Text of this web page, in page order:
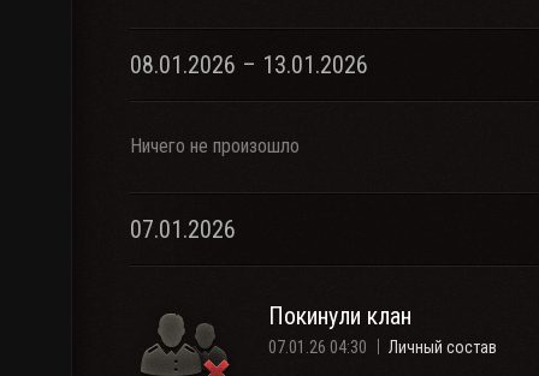
08.01.2026 – 13.01.2026
Ничего не произошло
07.01.2026
Покинули клан
07.01.26 04:30 Личный состав